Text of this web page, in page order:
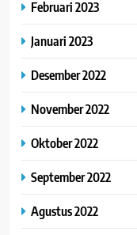
Februari 2023
Januari 2023
Desember 2022
November 2022
Oktober 2022
September 2022
Agustus 2022